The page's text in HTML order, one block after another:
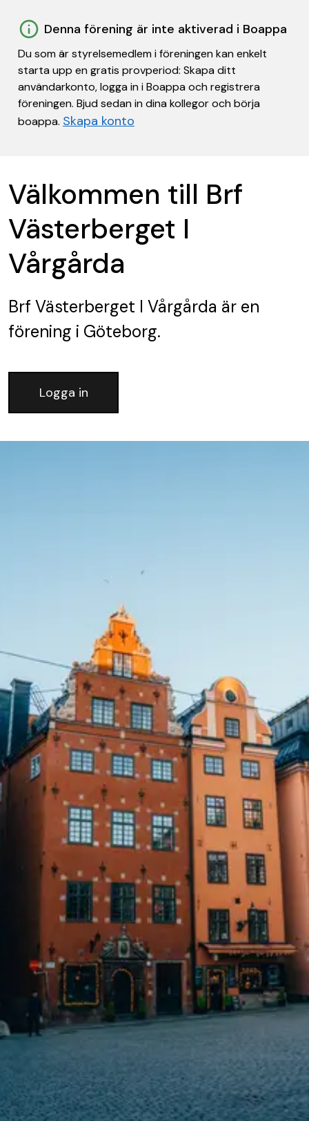
Denna förening är inte aktiverad i Boappa
Du som är styrelsemedlem i föreningen kan enkelt
starta upp en gratis provperiod: Skapa ditt
användarkonto, logga in i Boappa och registrera
föreningen. Bjud sedan in dina kollegor och börja
boappa. Skapa konto
Välkommen till Brf
Västerberget I
Vårgårda
Brf Västerberget I Vårgårda är en
förening i Göteborg.
Logga in